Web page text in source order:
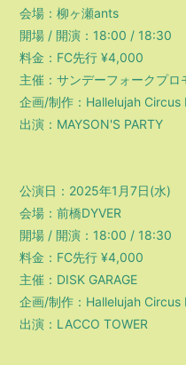
会場：柳ヶ瀬ants
開場 / 開演：18:00 / 18:30
料金：FC先行 ¥4,000
主催：サンデーフォークプロ
企画/制作：Hallelujah Circus
出演：MAYSON'S PARTY
公演日：2025年1月7日(水)
会場：前橋DYVER
開場 / 開演：18:00 / 18:30
料金：FC先行 ¥4,000
主催：DISK GARAGE
企画/制作：Hallelujah Circus
出演：LACCO TOWER